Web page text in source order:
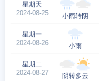
星期天
2024-08-25
小雨转阴
星期一
2024-08-26
小雨
星期二
2024-08-27
阴转多云